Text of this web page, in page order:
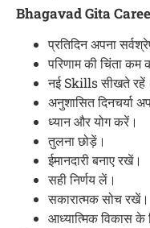
Bhagavad Gita
प्रतिदिन अपना
परिणाम की चिंता कम
नई Skills सीखते रहें।
अनुशासित दिनचर्या
ध्यान और योग करें।
तुलना छोड़ें।
ईमानदारी बनाए रखें।
सही निर्णय लें।
सकारात्मक सोच रखें।
आध्यात्मिक विकास के